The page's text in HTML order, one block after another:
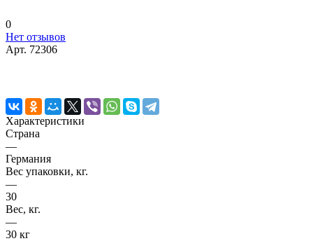
0
Нет отзывов
Арт. 72306
Характеристики
Страна
—
Германия
Вес упаковки, кг.
—
30
Вес, кг.
—
30 кг